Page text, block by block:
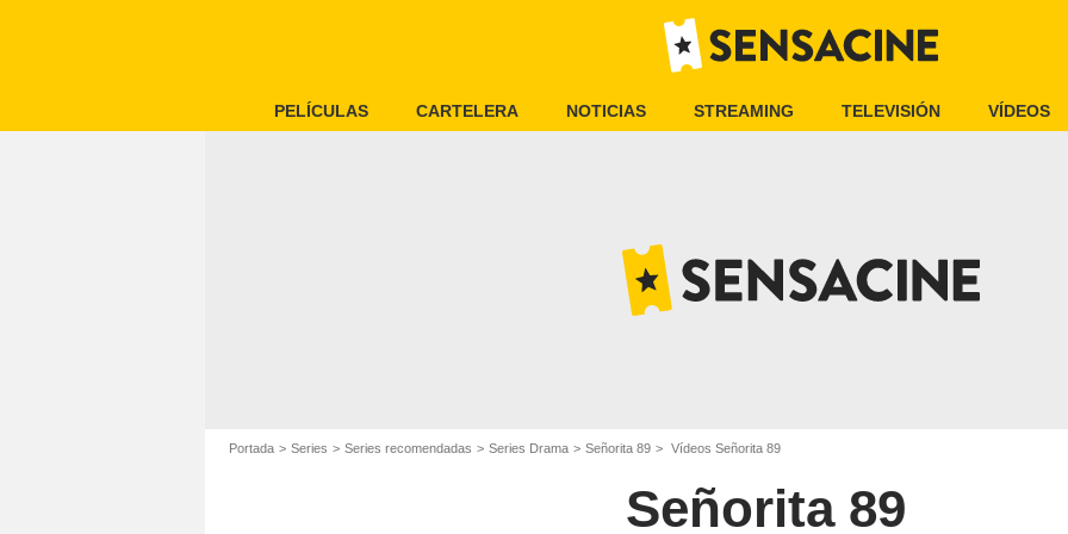
PELÍCULAS CARTELERA NOTICIAS STREAMING TELEVISIÓN VÍDEOS
Portada Series Series recomendadas Series Drama Señorita 89 Vídeos Señorita 89
Señorita 89